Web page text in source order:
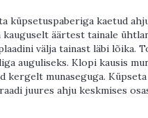
küpsetuspaberiga kaetud
äärtest tainale
välja tainast läbi lõika.
auguliseks. Klopi kausis
kergelt munaseguga. Küpseta
juures ahju keskmises